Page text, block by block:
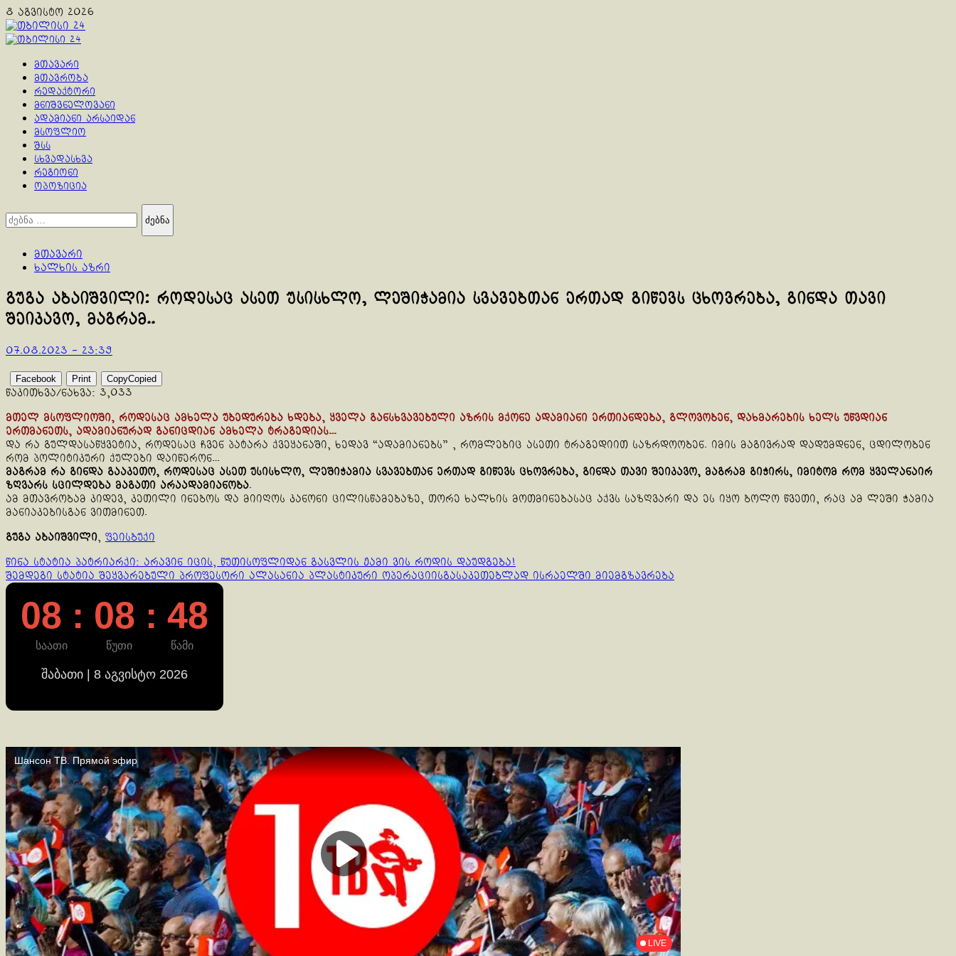
Skip
to
content
8 აგვისტო 2026
Primary
მთავარი
მთავრობა
რედაქტორი
მნიშვნელოვანი
ადამიანი არსაიდან
მსოფლიო
შსს
სხვადასხვა
რეგიონი
ოპოზიცია
ძებნა:
მთავარი
ხალხის აზრი
გუგა აბაიშვილი: როდესაც ასეთ უსისხლო, ლეშიჭამია სვავებთან ერთად გიწევს ცხოვრება, გინდა თავი
შეიკავო, მაგრამ..
07.08.2023 - 23:39
Facebook Print CopyCopied
წაკითხვა/ნახვა: 3,033
მთელ მსოფლიოში, როდესაც ამხელა უბედურება ხდება, ყველა განსხვავებული აზრის მქონე ადამიანი ერთიანდება, გლოვობენ, დახმარების ხელს უწვდიან
ერთმანეთს, ადამიანურად განიცდიან ამხელა ტრაგედიას…
და რა გულდასაწყვეტია, როდესაც ჩვენ პატარა ქვეყანაში, ხედავ “ადამიანებს” , რომლებიც ასეთი ტრაგედიით საზრდოობენ. იმის მაგივრად დადუმდნენ, ცდილობენ
რომ პოლიტიკური ქულები დაიწერონ…
მაგრამ რა გინდა გააკეთო, როდესაც ასეთ უსისხლო, ლეშიჭამია სვავებთან ერთად გიწევს ცხოვრება, გინდა თავი შეიკავო, მაგრამ გიჭირს, იმიტომ რომ ყველანაირ
ზღვარს სცილდება მაგათი არაადამიანობა.
ამ მთავრობამ კიდევ, კეთილი ინებოს და მიიღოს კანონი ცილისწამებაზე, თორე ხალხის მოთმინებასაც აქვს საზღვარი და ეს იყო ბოლო წვეთი, რაც ამ ლეში ჭამია
მანიაკებისგან ვითმინეთ.
გუგა აბაიშვილი, ფეისბუქი
Continue
Reading
წინა სტატია პატრიარქი: არავინ იცის, წუთისოფლიდან გასვლის ჟამი ვის როდის დაუდგება!
შემდეგი სტატია შეყვარებული პროფესორი ალასანია პლასტიკური ოპერაციისგასაკეთებლად ისრაელში მიემგზავრება
08 : 08 : 48
საათი წუთი წამი
შაბათი | 8 აგვისტო 2026